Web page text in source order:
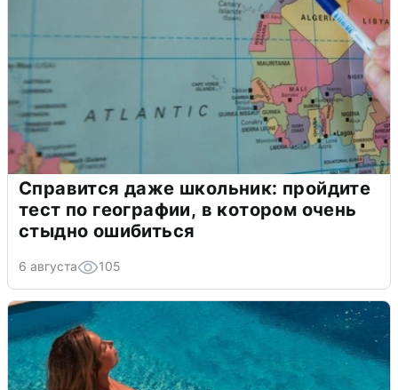
Справится даже школьник: пройдите
тест по географии, в котором очень
стыдно ошибиться
6 августа 105